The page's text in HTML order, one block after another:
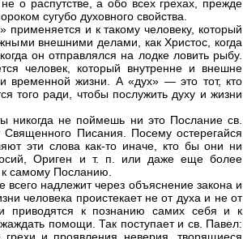
о распутстве, а обо всех грехах, прежде
сугубо духовного свойства.
применяется и к такому человеку, который
внешними делами, как Христос, когда
он отправлялся на лодке ловить рыбу.
человек, который внутренне и внешне
временной жизни. А «дух» — это тот, кто
того ради, чтобы послужить духу и жизни
никогда не поймешь ни это Послание св.
Писания. Посему остерегайся
эти слова как-то иначе, кто бы они ни
Ориген и т. п. или даже еще более
самому Посланию.
всего надлежит через объяснение закона и
человека проистекает не от духа и не от
к познанию самих себя и к
помощи. Так поступает и св. Павел: